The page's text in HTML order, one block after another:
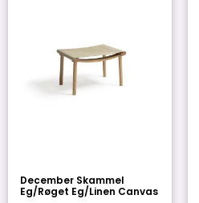
December Skammel
Eg/Røget Eg/Linen Canvas